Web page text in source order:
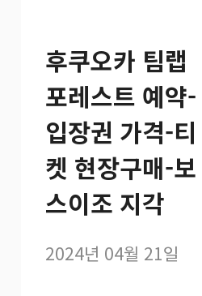
후쿠오카 팀랩
포레스트 예약-
입장권 가격-티
켓 현장구매-보
스이조 지각
2024년 04월 21일